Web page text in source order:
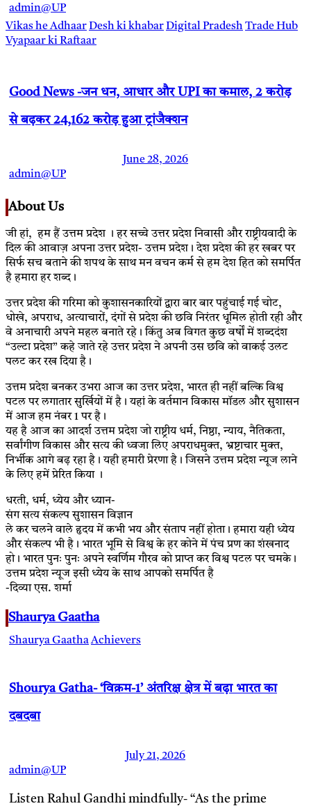
admin@UP
Vikas he AdhaarDesh ki khabarDigital PradeshTrade Hub
Vyapaar ki Raftaar
Good News -जन धन, आधार और UPI का कमाल, 2 करोड़
से बढ़कर 24,162 करोड़ हुआ ट्रांजैक्शन
June 28, 2026
admin@UP
About Us
जी हां, हम हैं उत्तम प्रदेश । हर सच्चे उत्तर प्रदेश निवासी और राष्ट्रीयवादी के
दिल की आवाज़ अपना उत्तर प्रदेश- उत्तम प्रदेश। देश प्रदेश की हर खबर पर
सिर्फ सच बताने की शपथ के साथ मन वचन कर्म से हम देश हित को समर्पित
है हमारा हर शब्द।
उत्तर प्रदेश की गरिमा को कुशासनकारियों द्वारा बार बार पहुंचाई गई चोट,
धोखे, अपराध, अत्याचारों, दंगों से प्रदेश की छवि निरंतर धूमिल होती रही और
वे अनाचारी अपने महल बनाते रहे। किंतु अब विगत कुछ वर्षों में शब्ददंश
“उल्टा प्रदेश” कहे जाते रहे उत्तर प्रदेश ने अपनी उस छवि को वाकई उलट
पलट कर रख दिया है।
उत्तम प्रदेश बनकर उभरा आज का उत्तर प्रदेश, भारत ही नहीं बल्कि विश्व
पटल पर लगातार सुर्खियों में है। यहां के वर्तमान विकास मॉडल और सुशासन
में आज हम नंबर 1 पर है।
यह है आज का आदर्श उत्तम प्रदेश जो राष्ट्रीय धर्म, निष्ठा, न्याय, नैतिकता,
सर्वांगीण विकास और सत्य की ध्वजा लिए अपराधमुक्त, भ्रष्टाचार मुक्त,
निर्भीक आगे बढ़ रहा है। यही हमारी प्रेरणा है। जिसने उत्तम प्रदेश न्यूज लाने
के लिए हमें प्रेरित किया ।
धरती, धर्म, ध्येय और ध्यान-
संग सत्य संकल्प सुशासन विज्ञान
ले कर चलने वाले हृदय में कभी भय और संताप नहीं होता। हमारा यही ध्येय
और संकल्प भी है। भारत भूमि से विश्व के हर कोने में पंच प्रण का शंखनाद
हो। भारत पुनः पुनः अपने स्वर्णिम गौरव को प्राप्त कर विश्व पटल पर चमके।
उत्तम प्रदेश न्यूज इसी ध्येय के साथ आपको समर्पित है
-दिव्या एस. शर्मा
Shaurya Gaatha
Shaurya GaathaAchievers
Shourya Gatha- ‘विक्रम-1’ अंतरिक्ष क्षेत्र में बढ़ा भारत का
दबदबा
July 21, 2026
admin@UP
Listen Rahul Gandhi mindfully- “As the prime